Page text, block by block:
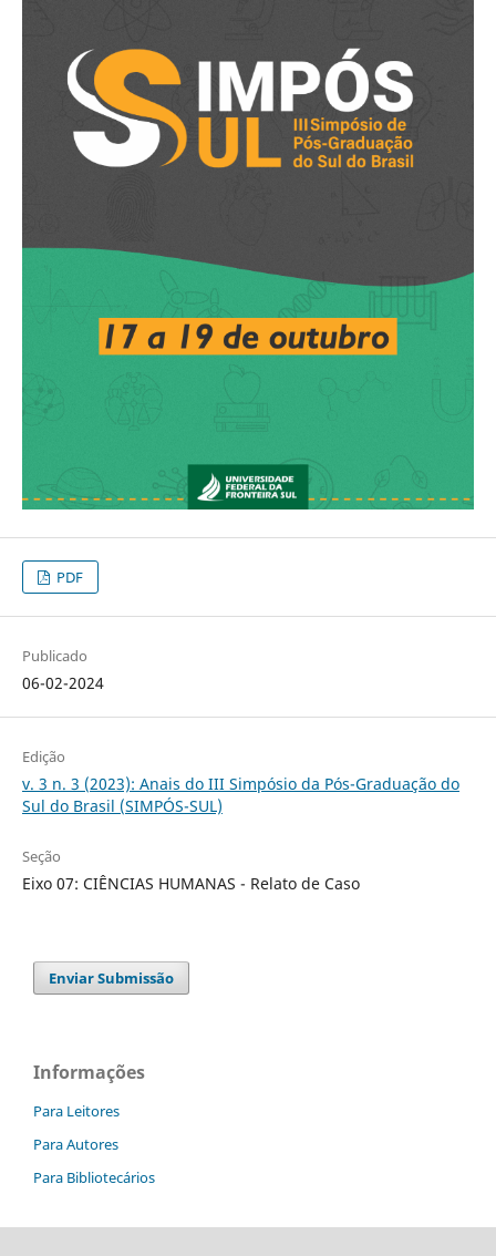
PDF
Publicado
06-02-2024
Edição
v. 3 n. 3 (2023): Anais do III Simpósio da Pós-Graduação do
Sul do Brasil (SIMPÓS-SUL)
Seção
Eixo 07: CIÊNCIAS HUMANAS - Relato de Caso
Enviar Submissão
Informações
Para Leitores
Para Autores
Para Bibliotecários